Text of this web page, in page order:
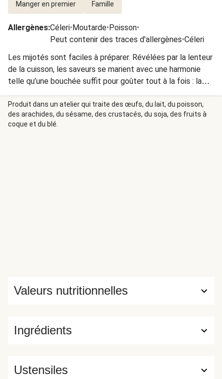
Manger en premier Famille
Allergènes:Céleri•Moutarde•Poisson•
Peut contenir des traces d'allergènes•Céleri
Les mijotés sont faciles à préparer. Révélées par la lenteur
de la cuisson, les saveurs se marient avec une harmonie
telle qu’une bouchée suffit pour goûter tout à la fois : la
coco, le poivron, le curry et le citron vert. S’il vous reste
des quartiers de ce dernier, n’hésitez pas à les ajouter à
votre verre d’eau.
Produit dans un atelier qui traite des œufs, du lait, du poisson,
des arachides, du sésame, des crustacés, du soja, des fruits à
coque et du blé.
Ingrédients
Valeurs nutritionnelles
Ustensiles